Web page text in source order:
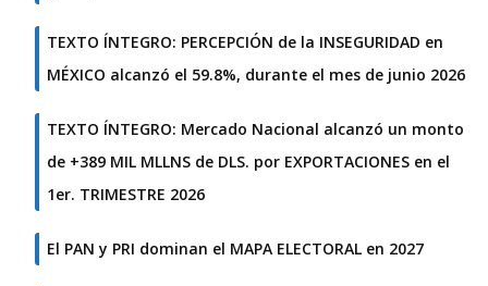
TEXTO ÍNTEGRO: PERCEPCIÓN de la INSEGURIDAD en
MÉXICO alcanzó el 59.8%, durante el mes de junio 2026
TEXTO ÍNTEGRO: Mercado Nacional alcanzó un monto
de +389 MIL MLLNS de DLS. por EXPORTACIONES en el
1er. TRIMESTRE 2026
El PAN y PRI dominan el MAPA ELECTORAL en 2027